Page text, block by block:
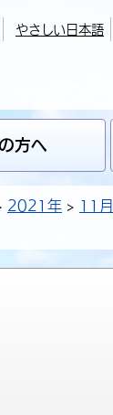
やさしい日本語
方へ
2021年
11月